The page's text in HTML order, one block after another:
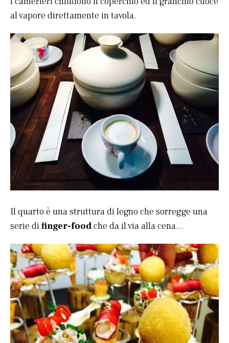
al vapore direttamente in tavola.
Il quarto è una struttura di legno che sorregge una
serie difinger-foodche da il via alla cena…